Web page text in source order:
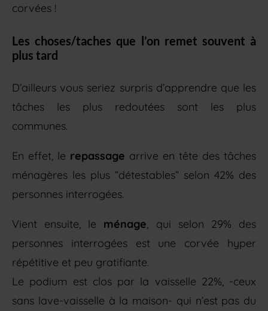
corvées !
Les choses/taches que l’on remet souvent à
plus tard
D’ailleurs vous seriez surpris d’apprendre que les
tâches les plus redoutées sont les plus
communes.
En effet, le repassage arrive en tête des tâches
ménagères les plus “détestables” selon 42% des
personnes interrogées.
Vient ensuite, le ménage, qui selon 29% des
personnes interrogées est une corvée hyper
répétitive et peu gratifiante.
Le podium est clos par la vaisselle 22%, -ceux
sans lave-vaisselle à la maison- qui n’est pas du